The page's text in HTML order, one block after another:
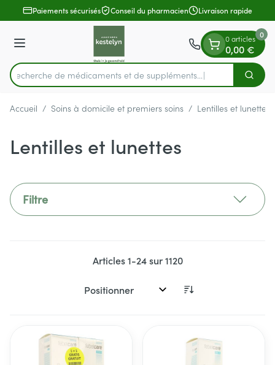
Aller au contenu
1 de 1
Paiements sécurisés Conseil du pharmacien Livraison rapide
Menu
Rechercher
Recherche de médicaments et de suppléme
0 articles
0,00 €
0
Accueil / Soins à domicile et premiers soins / Lentilles et lunettes
Lentilles et lunettes
Filtre
Articles1-24sur1120
Trier par: